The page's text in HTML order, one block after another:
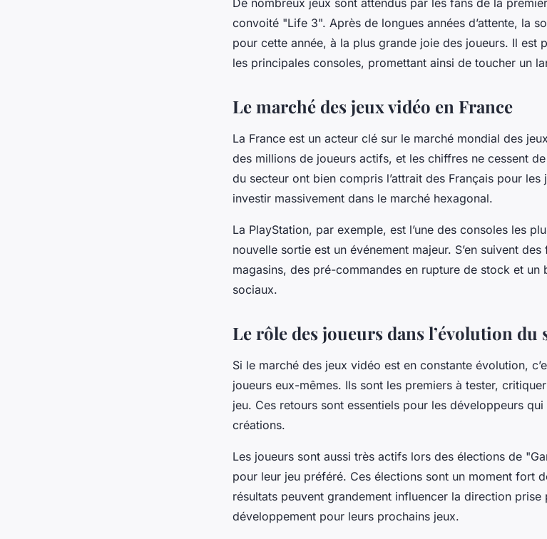
De nombreux jeux sont attendus par les fans de la
convoité "Life 3". Après de longues années d’attente, la
pour cette année, à la plus grande joie des joueurs. Il est
les principales consoles, promettant ainsi de toucher un
Le marché des jeux vidéo en France
La France est un acteur clé sur le marché mondial des
des millions de joueurs actifs, et les chiffres ne cessent
du secteur ont bien compris l’attrait des Français pour les
investir massivement dans le marché hexagonal.
La PlayStation, par exemple, est l’une des consoles les
nouvelle sortie est un événement majeur. S’en suivent des
magasins, des pré-commandes en rupture de stock et un
sociaux.
Le rôle des joueurs dans l’évolution du
Si le marché des jeux vidéo est en constante évolution,
joueurs eux-mêmes. Ils sont les premiers à tester,
jeu. Ces retours sont essentiels pour les développeurs
créations.
Les joueurs sont aussi très actifs lors des élections de
pour leur jeu préféré. Ces élections sont un moment fort
résultats peuvent grandement influencer la direction prise
développement pour leurs prochains jeux.